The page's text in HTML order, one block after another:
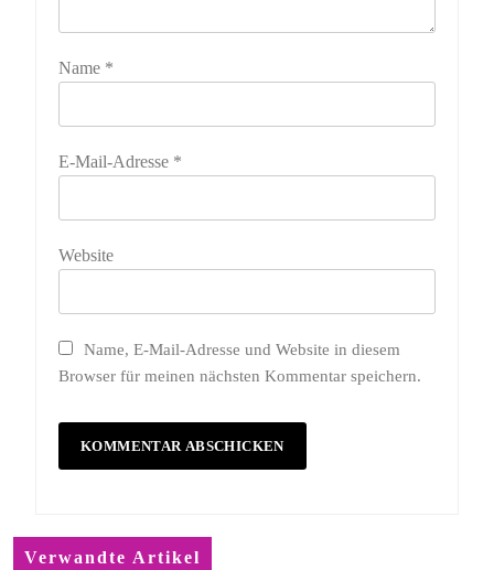
Name *
E-Mail-Adresse *
Website
Name, E-Mail-Adresse und Website in diesem
Browser für meinen nächsten Kommentar speichern.
Verwandte Artikel